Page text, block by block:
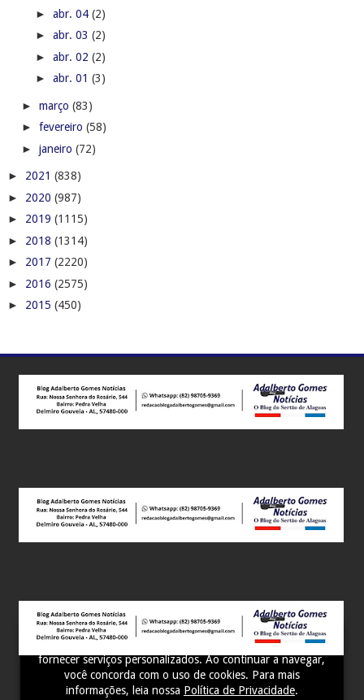
Este site utiliza cookies para melhorar sua experiência e
fornecer serviços personalizados. Ao continuar a navegar,
você concorda com o uso de cookies. Para mais
informações, leia nossa Política de Privacidade.
► abr. 04 (2)
► abr. 03 (2)
► abr. 02 (2)
► abr. 01 (3)
► março (83)
► fevereiro (58)
► janeiro (72)
► 2021 (838)
► 2020 (987)
► 2019 (1115)
► 2018 (1314)
► 2017 (2220)
► 2016 (2575)
► 2015 (450)